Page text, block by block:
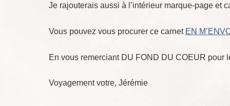
Je rajouterais aussi à l’intérieur marque-page et
Vous pouvez vous procurer ce carnet EN
En vous remerciant DU FOND DU COEUR pour
Voyagement votre, Jérémie